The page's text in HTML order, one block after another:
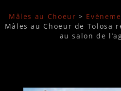
Mâles au Choeur >
Mâles au Choeur de Tolosa
au salon de